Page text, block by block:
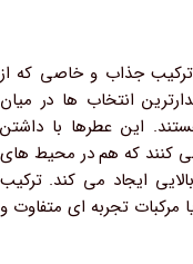
جذاب و خاصی که از
انتخاب‌ ها در میان
این عطرها با داشتن
کنند که هم در محیط‌ های
ایجاد می‌ کند. ترکیب
مرکبات تجربه‌ ای متفاوت و